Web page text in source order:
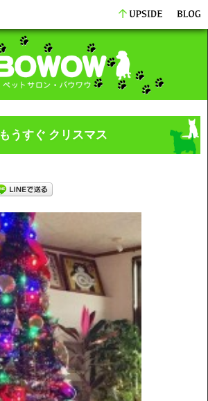
もうすぐ クリスマス